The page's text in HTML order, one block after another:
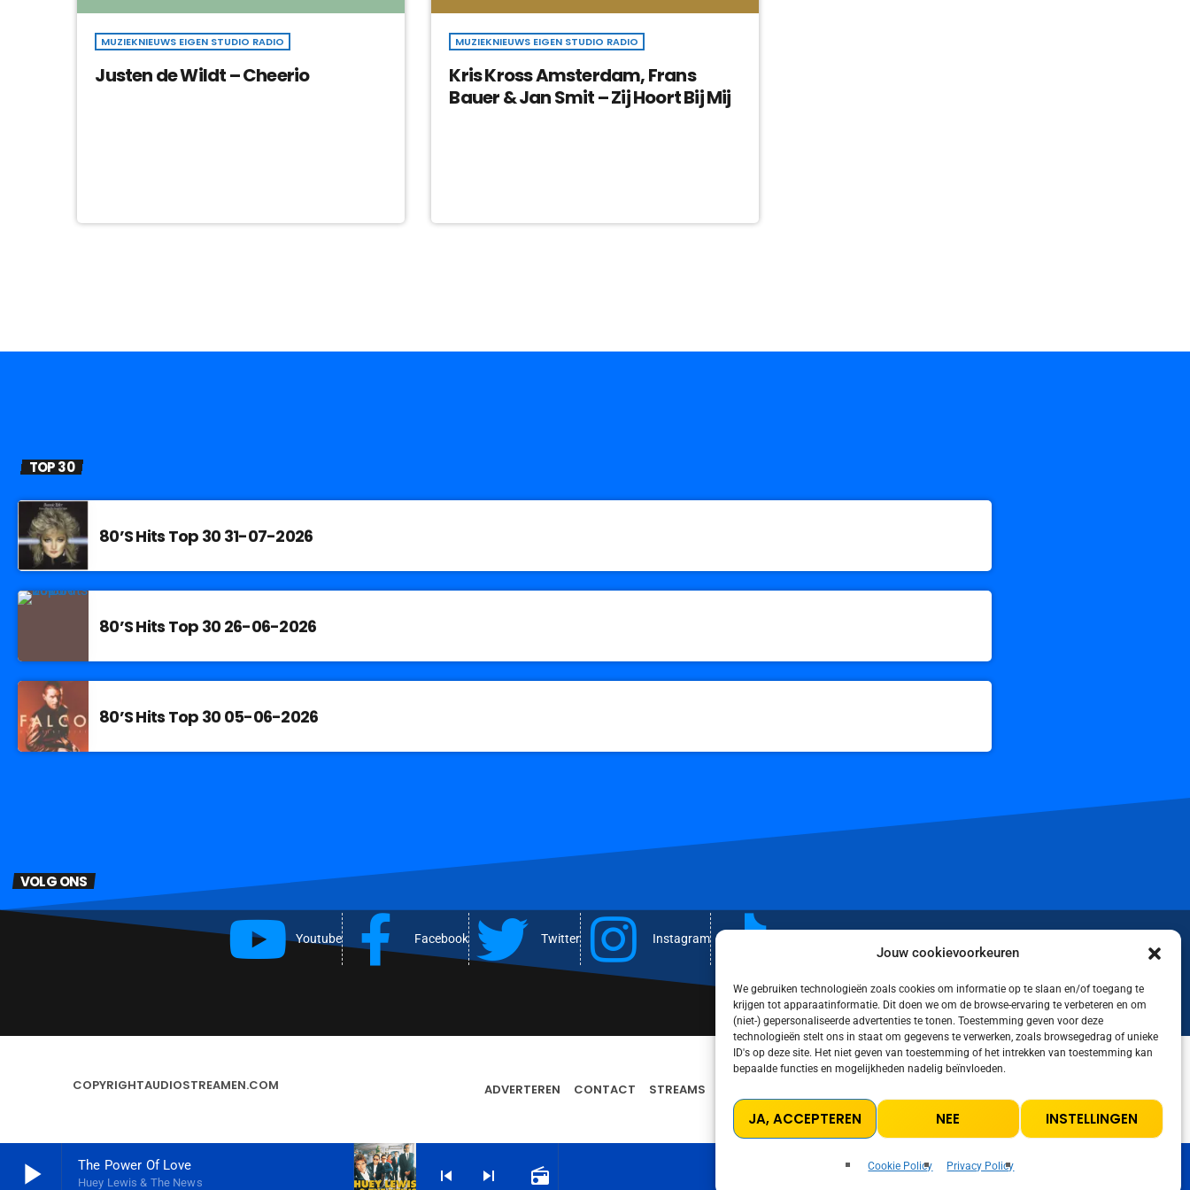
Jouw cookievoorkeuren
We gebruiken technologieën zoals cookies om informatie op te slaan en/of toegang te
krijgen tot apparaatinformatie. Dit doen we om de browse-ervaring te verbeteren en om
(niet-) gepersonaliseerde advertenties te tonen. Toestemming geven voor deze
technologieën stelt ons in staat om gegevens te verwerken, zoals browsegedrag of unieke
ID's op deze site. Het niet geven van toestemming of het intrekken van toestemming kan
bepaalde functies en mogelijkheden nadelig beïnvloeden.
JA, ACCEPTEREN NEE INSTELLINGEN
Cookie Policy Privacy Policy
play_arrow The Power Of Love
Huey Lewis & The News skip_previous skip_next radio
MUZIEKNIEUWS EIGEN STUDIO RADIO
Justen de Wildt – Cheerio
MUZIEKNIEUWS EIGEN STUDIO RADIO
Kris Kross Amsterdam, Frans
Bauer & Jan Smit – Zij Hoort Bij Mij
TOP 30
80’S Hits Top 30 31-07-2026
80’S Hits Top 30 26-06-2026
80’S Hits Top 30 05-06-2026
VOLG ONS
Youtube Facebook Twitter Instagram
COPYRIGHTAUDIOSTREAMEN.COM ADVERTEREN CONTACT STREAMS